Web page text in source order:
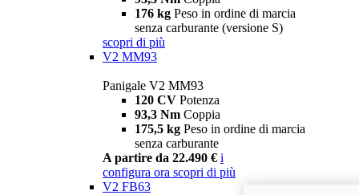
176 kg Peso in ordine di marcia
senza carburante (versione S)
scopri di più
V2 MM93
Panigale V2 MM93
120 CV Potenza
93,3 Nm Coppia
175,5 kg Peso in ordine di marcia
senza carburante
A partire da 22.490 € i
configura ora scopri di più
V2 FB63